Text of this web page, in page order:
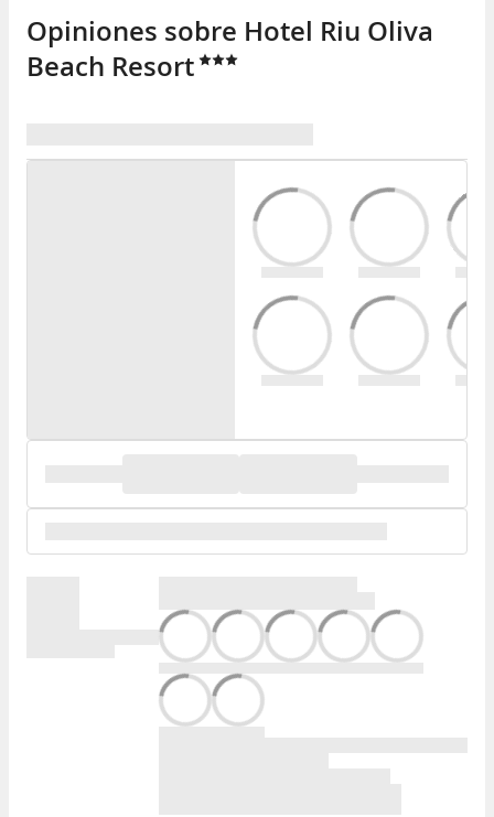
Opiniones sobre Hotel Riu Oliva
Beach Resort